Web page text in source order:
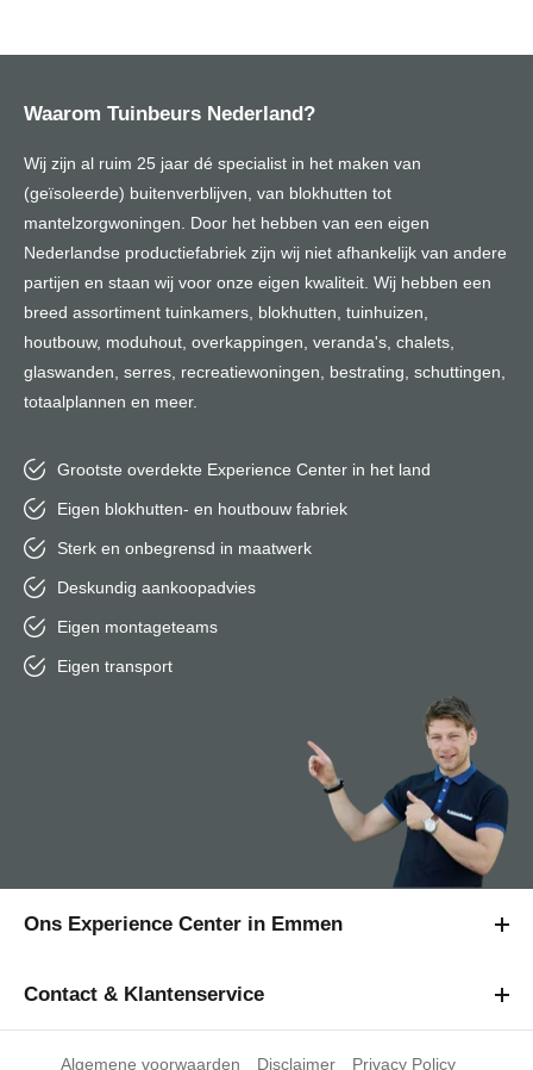
Waarom Tuinbeurs Nederland?
Wij zijn al ruim 25 jaar dé specialist in het maken van
(geïsoleerde) buitenverblijven, van blokhutten tot
mantelzorgwoningen. Door het hebben van een eigen
Nederlandse productiefabriek zijn wij niet afhankelijk van andere
partijen en staan wij voor onze eigen kwaliteit. Wij hebben een
breed assortiment tuinkamers, blokhutten, tuinhuizen,
houtbouw, moduhout, overkappingen, veranda's, chalets,
glaswanden, serres, recreatiewoningen, bestrating, schuttingen,
totaalplannen en meer.
Grootste overdekte Experience Center in het land
Eigen blokhutten- en houtbouw fabriek
Sterk en onbegrensd in maatwerk
Deskundig aankoopadvies
Eigen montageteams
Eigen transport
Ons Experience Center in Emmen
Contact & Klantenservice
Algemene voorwaarden Disclaimer Privacy Policy